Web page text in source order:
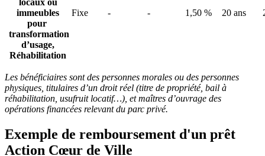
immeubles
pour
transformation
d’usage,
Réhabilitation
Fixe - - 1,50 % 20 ans
Les bénéficiaires sont des personnes morales ou des personnes
physiques, titulaires d’un droit réel (titre de propriété, bail à
réhabilitation, usufruit locatif…), et maîtres d’ouvrage des
opérations financées relevant du parc privé.
Exemple de remboursement d'un prêt
Action Cœur de Ville